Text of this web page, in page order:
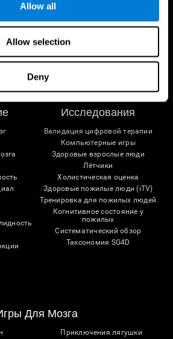
Allow all
Allow selection
Deny
за нами
Исследования
Валидация цифровой терапии
Компьютерные игры
Здоровые взрослые люди
Лётчики
Холистическая оценка
Здоровые пожилые люди (iTV)
Тренировка для пожилых людей
Когнитивное состояние у
пожилых
Систематический обзор
Таксономия SG4D
Для Мозга
Приключения лягушки